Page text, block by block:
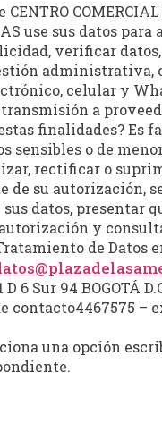
use sus datos para
verificar
administrativa,
celular y
a
finalidades? Es
sensibles o de
rectificar o
de su autorización,
sus datos, presentar
autorización y
de Datos
D 6 Sur 94 BOGOTÁ
contacto4467575 –
una opción